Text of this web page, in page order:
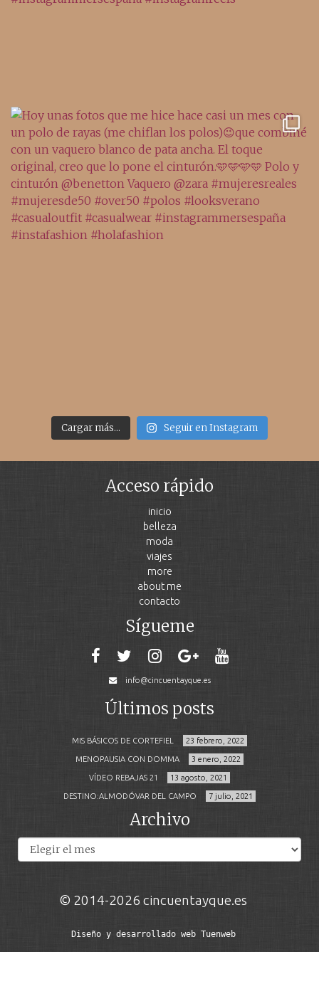
Cargar más... Seguir en Instagram
Acceso rápido
inicio
belleza
moda
viajes
more
about me
contacto
Sígueme
info@cincuentayque.es
Últimos posts
MIS BÁSICOS DE CORTEFIEL 23 febrero, 2022
MENOPAUSIA CON DOMMA 3 enero, 2022
VÍDEO REBAJAS 21 13 agosto, 2021
DESTINO:ALMODÓVAR DEL CAMPO 7 julio, 2021
Archivo
© 2014-2026 cincuentayque.es
Diseño y desarrollado web Tuenweb